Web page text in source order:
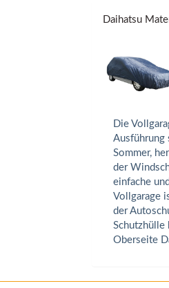
Daihatsu
Die
Ausführung
Sommer,
der
einfache
Vollgarage
der
Schutzhülle
Oberseite